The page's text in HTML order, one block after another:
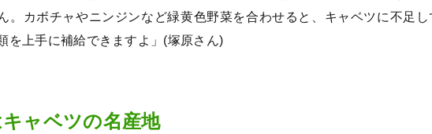
。カボチャやニンジンなど緑黄色野菜を合わせると、キャベツに不足し
を上手に補給できますよ」(塚原さん)
ャベツの名産地